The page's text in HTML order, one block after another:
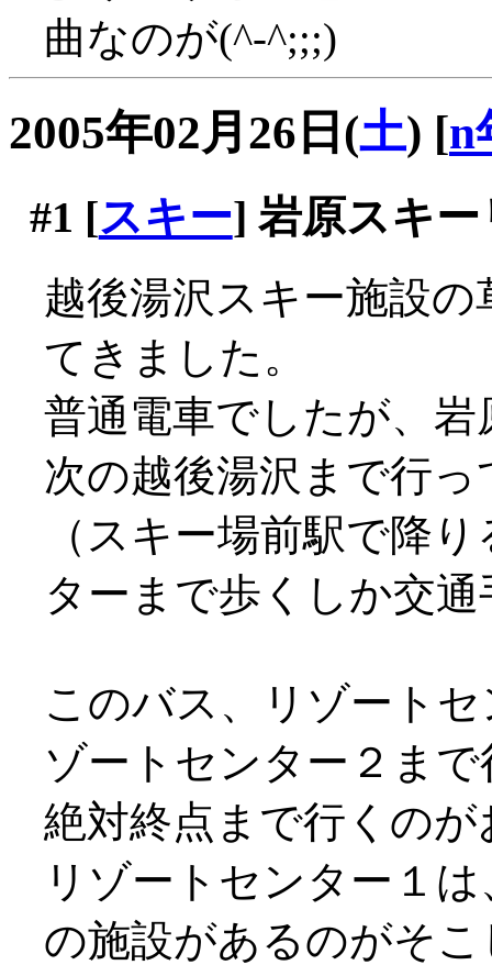
曲なのが(^-^;;;)
2005年02月26日(土) [n
#1 [スキー] 岩原スキ
越後湯沢スキー施設
てきました。
普通電車でしたが、
次の越後湯沢まで行っ
（スキー場前駅で降
ターまで歩くしか交
このバス、リゾート
ゾートセンター２ま
絶対終点まで行くのが
リゾートセンター１
の施設があるのがそ